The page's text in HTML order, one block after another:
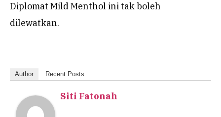
Diplomat Mild Menthol ini tak boleh
dilewatkan.
Author Recent Posts
Siti Fatonah